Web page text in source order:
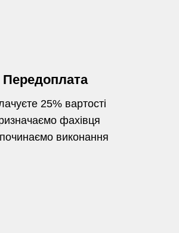
Передоплата
25% вартості
фахівця
виконання